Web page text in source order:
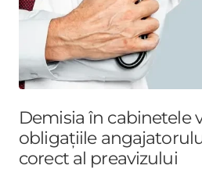
Demisia în cabinetele
obligațiile
corect al preavizului